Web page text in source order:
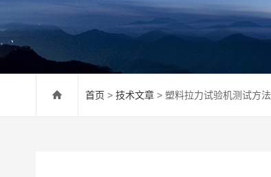
首页 > 技术文章 > 塑料拉力试验机测试方法